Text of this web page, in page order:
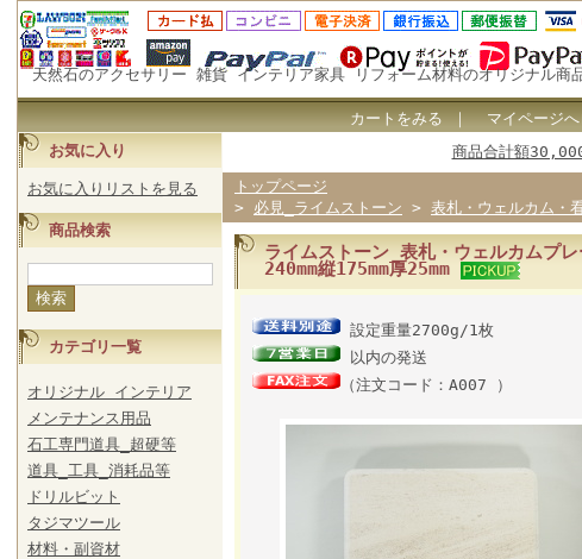
天然石のアクセサリー 雑貨 インテリア家具 リフォーム材料のオリジナル商
カートをみる｜ マイページ
お気に入り
お気に入りリストを見る
商品検索
カテゴリ一覧
オリジナル インテリア
メンテナンス用品
石工専門道具_超硬等
道具_工具_消耗品等
ドリルビット
タジマツール
材料・副資材
商品合計額
トップページ
> 必見_ライムストーン > 表札・ウェルカム・
ライムストーン_表札・ウェルカムプ
240mm縦175mm厚25mm
設定重量2700g/1枚
以内の発送
（注文コード：A007 ）